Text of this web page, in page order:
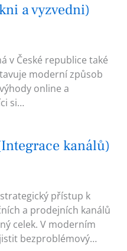
a vyzvedni)
v České republice také
moderní způsob
online a
si…
kanálů)
přístup k
a prodejních kanálů
celek. V moderním
bezproblémový…